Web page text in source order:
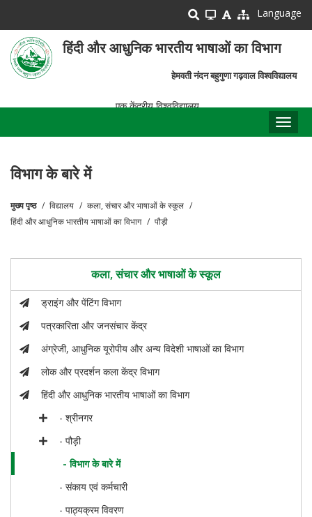
main
content
Language
हिंदी और आधुनिक भारतीय भाषाओं का विभाग
हेमवती नंदन बहुगुणा गढ़वाल विश्वविद्यालय
एक केंद्रीय विश्वविद्यालय
विभाग के बारे में
पग
मुख्य पृष्ठ विद्यालय
कला, संचार और भाषाओं के स्कूल
हिंदी और आधुनिक भारतीय भाषाओं का विभाग
पौड़ी
कला, संचार और भाषाओं के स्कूल
ड्राइंग और पेंटिंग विभाग
पत्रकारिता और जनसंचार केंद्र
अंग्रेजी, आधुनिक यूरोपीय और अन्य विदेशी भाषाओं का विभाग
लोक और प्रदर्शन कला केंद्र विभाग
हिंदी और आधुनिक भारतीय भाषाओं का विभाग
- श्रीनगर
- पौड़ी
- विभाग के बारे में
- संकाय एवं कर्मचारी
- पाठ्यक्रम विवरण